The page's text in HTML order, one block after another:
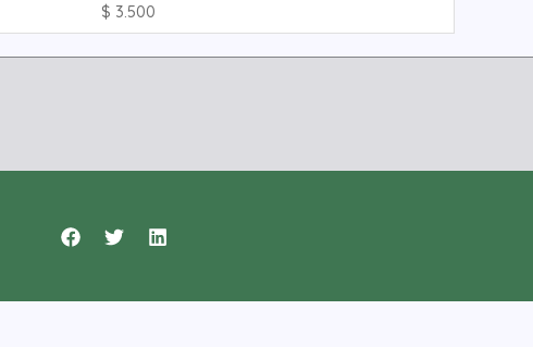
$ 3.500